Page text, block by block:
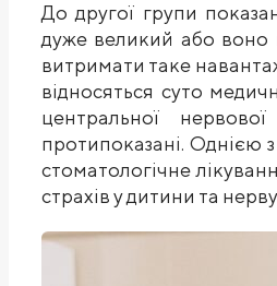
До другої групи
дуже великий або воно
витримати таке
відносяться суто
центральної
протипоказані. Однією
стоматологічне
страхів у дитини та